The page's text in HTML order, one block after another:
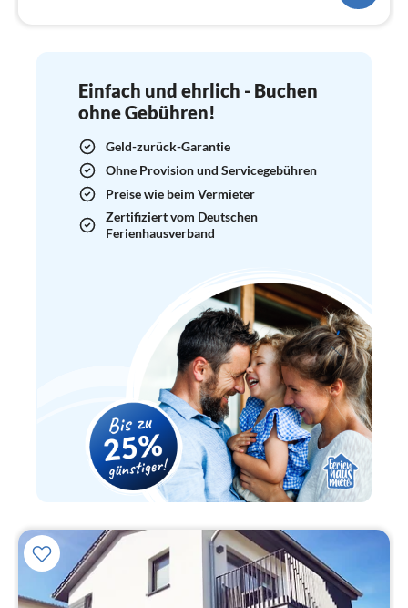
Einfach und ehrlich - Buchen
ohne Gebühren!
Geld-zurück-Garantie
Ohne Provision und Servicegebühren
Preise wie beim Vermieter
Zertifiziert vom Deutschen
Ferienhausverband